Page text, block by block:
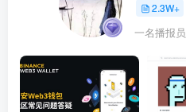
2.3W+
一名播报员